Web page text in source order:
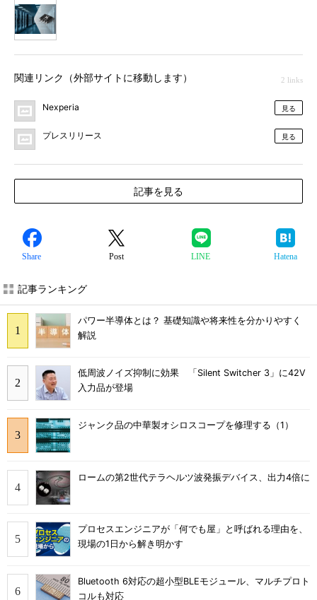
関連リンク（外部サイトに移動します） 2 links
Nexperia 見る
プレスリリース 見る
記事を見る
Share Post LINE Hatena
記事ランキング
パワー半導体とは？ 基礎知識や将来性を分かりやすく
解説
低周波ノイズ抑制に効果 「Silent Switcher 3」に42V
入力品が登場
ジャンク品の中華製オシロスコープを修理する（1）
ロームの第2世代テラヘルツ波発振デバイス、出力4倍に
プロセスエンジニアが「何でも屋」と呼ばれる理由を、
現場の1日から解き明かす
Bluetooth 6対応の超小型BLEモジュール、マルチプロト
コルも対応